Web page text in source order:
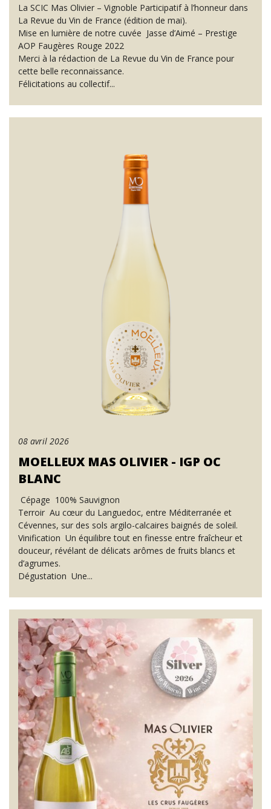
La SCIC Mas Olivier – Vignoble Participatif à l’honneur dans
La Revue du Vin de France (édition de mai).
Mise en lumière de notre cuvée Jasse d’Aimé – Prestige
AOP Faugères Rouge 2022
Merci à la rédaction de La Revue du Vin de France pour
cette belle reconnaissance.
Félicitations au collectif...
08 avril 2026
MOELLEUX MAS OLIVIER - IGP OC
BLANC
Cépage 100% Sauvignon
Terroir Au cœur du Languedoc, entre Méditerranée et
Cévennes, sur des sols argilo-calcaires baignés de soleil.
Vinification Un équilibre tout en finesse entre fraîcheur et
douceur, révélant de délicats arômes de fruits blancs et
d’agrumes.
Dégustation Une...